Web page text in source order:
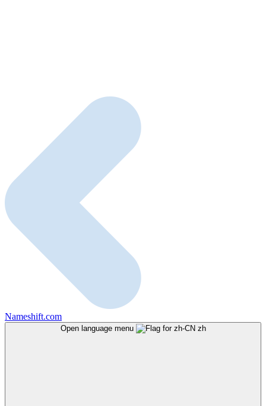
Nameshift.com
Open language menu zh